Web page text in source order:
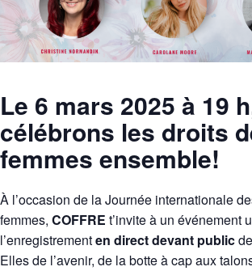
Le 6 mars 2025 à 19
célébrons les droits
femmes ensemble!
À l’occasion de la Journée internationale
femmes, COFFRE t’invite à un événement
l’enregistrementen direct devant public
Elles de l’avenir, de la botte à cap aux